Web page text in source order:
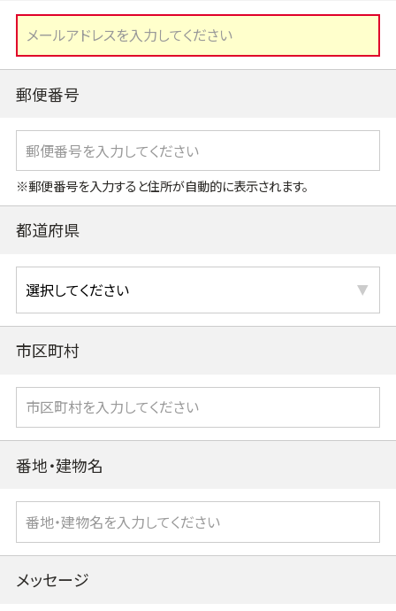
郵便番号
※郵便番号を入力すると住所が自動的に表示されます。
都道府県
市区町村
番地・建物名
メッセージ